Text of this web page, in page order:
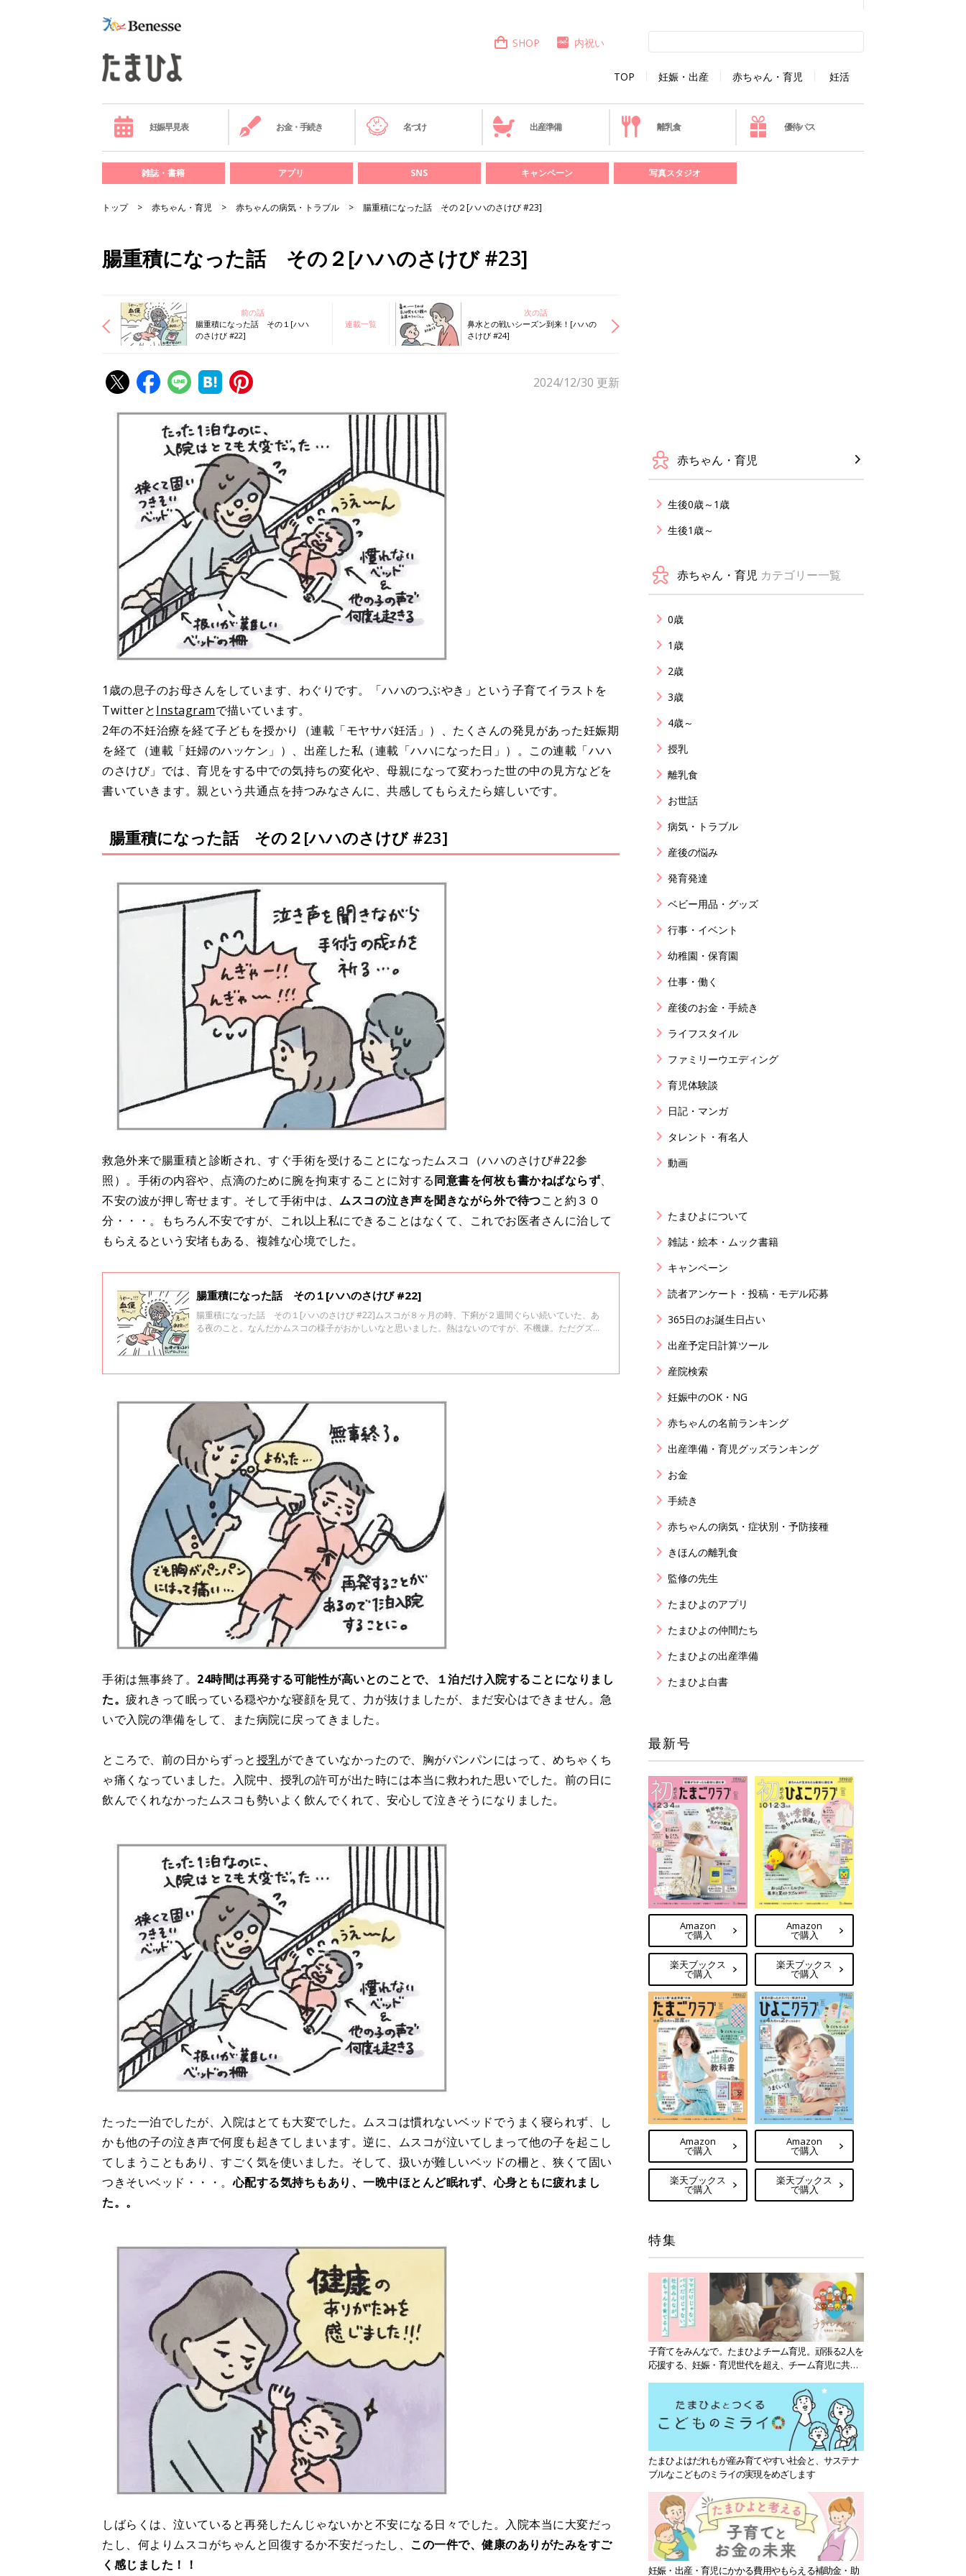
TOP 妊娠・出産 赤ちゃん・育児 妊活
SHOP 内祝い
妊娠早見表 お金・手続き 名づけ 出産準備 離乳食 優待パス
雑誌・書籍 アプリ SNS キャンペーン 写真スタジオ
トップ 赤ちゃん・育児 赤ちゃんの病気・トラブル 腸重積になった話 その２[ハハのさけび #23]
腸重積になった話 その２[ハハのさけび #23]
前の話
腸重積になった話 その１[ハハ
のさけび #22]
連載一覧
次の話
鼻水との戦いシーズン到来！[ハハの
さけび #24]
2024/12/30 更新
1歳の息子のお母さんをしています、わぐりです。「ハハのつぶやき」という子育てイラストを
TwitterとInstagramで描いています。
2年の不妊治療を経て子どもを授かり（連載「モヤサバ妊活」）、たくさんの発見があった妊娠期
を経て（連載「妊婦のハッケン」）、出産した私（連載「ハハになった日」）。この連載「ハハ
のさけび」では、育児をする中での気持ちの変化や、母親になって変わった世の中の見方などを
書いていきます。親という共通点を持つみなさんに、共感してもらえたら嬉しいです。
腸重積になった話 その２[ハハのさけび #23]
救急外来で腸重積と診断され、すぐ手術を受けることになったムスコ（ハハのさけび#22参
照）。手術の内容や、点滴のために腕を拘束することに対する同意書を何枚も書かねばならず、
不安の波が押し寄せます。そして手術中は、 ムスコの泣き声を聞きながら外で待つこと約３０
分・・・。もちろん不安ですが、これ以上私にできることはなくて、これでお医者さんに治して
もらえるという安堵もある、複雑な心境でした。
腸重積になった話 その１[ハハのさけび #22]
腸重積になった話 その１[ハハのさけび #22]ムスコが８ヶ月の時、下痢が２週間ぐらい続いていた、あ
る夜のこと。なんだかムスコの様子がおかしいなと思いました。熱はないのですが、不機嫌。ただグズっ
手術は無事終了。 24時間は再発する可能性が高いとのことで、１泊だけ入院することになりまし
た。 疲れきって眠っている穏やかな寝顔を見て、力が抜けましたが、まだ安心はできません。急
いで入院の準備をして、また病院に戻ってきました。
ところで、前の日からずっと授乳ができていなかったので、胸がパンパンにはって、めちゃくち
ゃ痛くなっていました。入院中、授乳の許可が出た時には本当に救われた思いでした。前の日に
飲んでくれなかったムスコも勢いよく飲んでくれて、安心して泣きそうになりました。
たった一泊でしたが、入院はとても大変でした。ムスコは慣れないベッドでうまく寝られず、し
かも他の子の泣き声で何度も起きてしまいます。逆に、ムスコが泣いてしまって他の子を起こし
てしまうこともあり、すごく気を使いました。そして、扱いが難しいベッドの柵と、狭くて固い
つきそいベッド・・・。心配する気持ちもあり、一晩中ほとんど眠れず、心身ともに疲れまし
た。。
しばらくは、泣いていると再発したんじゃないかと不安になる日々でした。入院本当に大変だっ
たし、何よりムスコがちゃんと回復するか不安だったし、 この一件で、健康のありがたみをすご
く感じました！！
赤ちゃん・育児
生後0歳～1歳
生後1歳～
赤ちゃん・育児 カテゴリー一覧
0歳
1歳
2歳
3歳
4歳～
授乳
離乳食
お世話
病気・トラブル
産後の悩み
発育発達
ベビー用品・グッズ
行事・イベント
幼稚園・保育園
仕事・働く
産後のお金・手続き
ライフスタイル
ファミリーウエディング
育児体験談
日記・マンガ
タレント・有名人
動画
たまひよについて
雑誌・絵本・ムック書籍
キャンペーン
読者アンケート・投稿・モデル応募
365日のお誕生日占い
出産予定日計算ツール
産院検索
妊娠中のOK・NG
赤ちゃんの名前ランキング
出産準備・育児グッズランキング
お金
手続き
赤ちゃんの病気・症状別・予防接種
きほんの離乳食
監修の先生
たまひよのアプリ
たまひよの仲間たち
たまひよの出産準備
たまひよ白書
最新号
Amazon
で購入
楽天ブックス
で購入
Amazon
で購入
楽天ブックス
で購入
Amazon
で購入
楽天ブックス
で購入
Amazon
で購入
楽天ブックス
で購入
特集
子育てをみんなで。たまひよチーム育児。頑張る2人を
応援する、妊娠・育児世代を超え、チーム育児に共感
たまひよはだれもが産み育てやすい社会と、サステナ
ブルなこどものミライの実現をめざします
妊娠・出産・育児にかかる費用やもらえる補助金・助